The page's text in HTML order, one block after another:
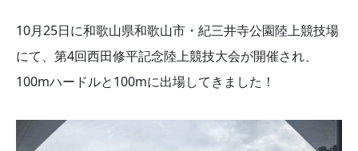
10月25日に和歌山県和歌山市・紀三井寺公園陸上競技場
にて、第4回西田修平記念陸上競技大会が開催され、
100mハードルと100mに出場してきました！